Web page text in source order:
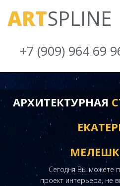
ARTSPLINE
+7 (909) 964 69
АРХИТЕКТУРНАЯ
Сегодня Вы можете
проект интерьера, не